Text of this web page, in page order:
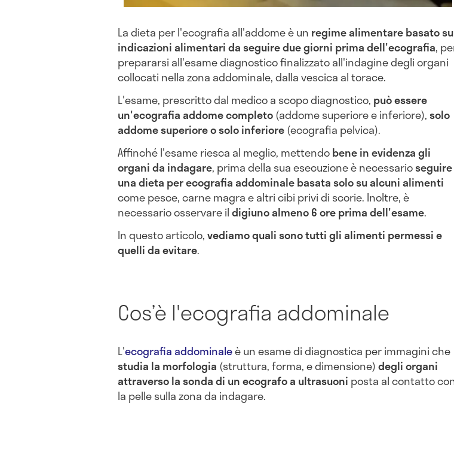
La dieta per l'ecografia all'addome è un regime alimentare basato su
indicazioni alimentari da seguire due giorni prima dell'ecografia,
prepararsi all'esame diagnostico finalizzato all'indagine degli organi
collocati nella zona addominale, dalla vescica al torace.
L'esame, prescritto dal medico a scopo diagnostico, può essere
un'ecografia addome completo(addome superiore e inferiore),solo
addome superiore o solo inferiore(ecografia pelvica).
Affinché l'esame riesca al meglio, mettendobene in evidenza gli
organi da indagare, prima della sua esecuzione è necessarioseguire
una dieta per ecografia addominale basata solo su alcuni alimenti
come pesce, carne magra e altri cibi privi di scorie. Inoltre, è
necessario osservare ildigiuno almeno 6 ore prima dell'esame.
In questo articolo,vediamo quali sono tutti gli alimenti permessi e
quelli da evitare.
Cos’è l'ecografia addominale
L'ecografia addominaleè un esame di diagnostica per immagini che
studia la morfologia (struttura, forma, e dimensione)degli organi
attraverso la sonda di un ecografoa ultrasuoni posta al contatto
la pelle sulla zona da indagare.